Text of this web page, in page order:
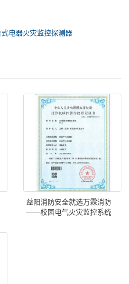
电器火灾监控探测器
益阳消防安全就选万霖消防
——校园电气火灾监控系统